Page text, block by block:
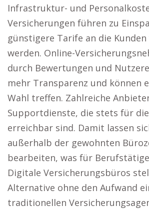
Infrastruktur- und
Versicherungen führen zu
günstigere Tarife an die
werden. Online-
durch Bewertungen und
mehr Transparenz und können
Wahl treffen. Zahlreiche
Supportdienste, die stets für
erreichbar sind. Damit lassen
außerhalb der gewohnten
bearbeiten, was für
Digitale Versicherungsbüros
Alternative ohne den Aufwand
traditionellen